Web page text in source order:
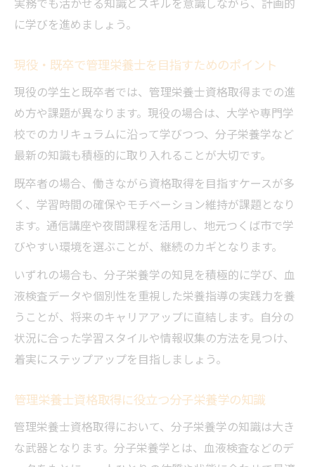
に学びを進めましょう。
現役・既卒で管理栄養士を目指すためのポイント
現役の学生と既卒者では、管理栄養士資格取得までの進
め方や課題が異なります。現役の場合は、大学や専門学
校でのカリキュラムに沿って学びつつ、分子栄養学など
最新の知識も積極的に取り入れることが大切です。
既卒者の場合、働きながら資格取得を目指すケースが多
く、学習時間の確保やモチベーション維持が課題となり
ます。通信講座や夜間課程を活用し、地元つくば市で学
びやすい環境を選ぶことが、継続のカギとなります。
いずれの場合も、分子栄養学の知見を積極的に学び、血
液検査データや個別性を重視した栄養指導の実践力を養
うことが、将来のキャリアアップに直結します。自分の
状況に合った学習スタイルや情報収集の方法を見つけ、
着実にステップアップを目指しましょう。
管理栄養士資格取得に役立つ分子栄養学の知識
管理栄養士資格取得において、分子栄養学の知識は大き
な武器となります。分子栄養学とは、血液検査などのデ